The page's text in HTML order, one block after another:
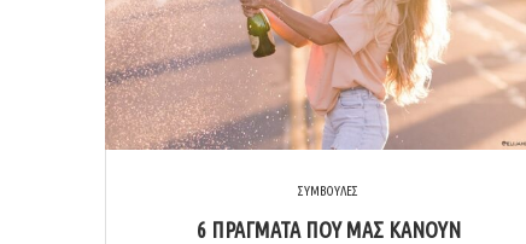
ΣΥΜΒΟΥΛΕΣ
6 ΠΡΆΓΜΑΤΑ ΠΟΥ ΜΑΣ ΚΆΝΟΥΝ